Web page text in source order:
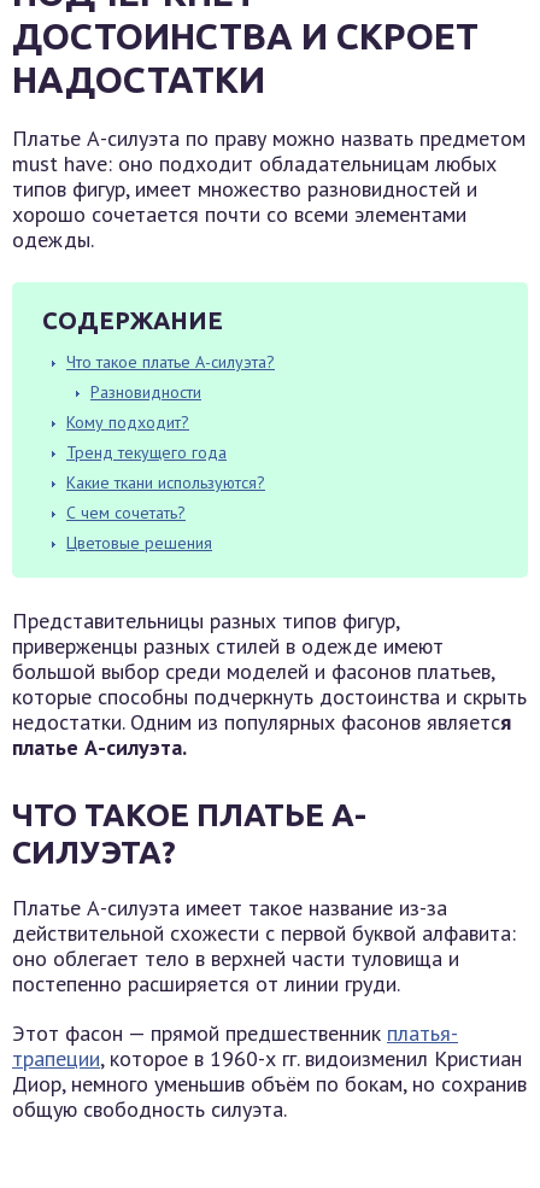
ДОСТОИНСТВА И СКРОЕТ
НАДОСТАТКИ
Платье А-силуэта по праву можно назвать предметом
must have: оно подходит обладательницам любых
типов фигур, имеет множество разновидностей и
хорошо сочетается почти со всеми элементами
одежды.
СОДЕРЖАНИЕ
Что такое платье А-силуэта?
Разновидности
Кому подходит?
Тренд текущего года
Какие ткани используются?
С чем сочетать?
Цветовые решения
Представительницы разных типов фигур,
приверженцы разных стилей в одежде имеют
большой выбор среди моделей и фасонов платьев,
которые способны подчеркнуть достоинства и скрыть
недостатки. Одним из популярных фасонов является
платье А-силуэта.
ЧТО ТАКОЕ ПЛАТЬЕ А-
СИЛУЭТА?
Платье А-силуэта имеет такое название из-за
действительной схожести с первой буквой алфавита:
оно облегает тело в верхней части туловища и
постепенно расширяется от линии груди.
Этот фасон — прямой предшественник платья-
трапеции, которое в 1960-х гг. видоизменил Кристиан
Диор, немного уменьшив объём по бокам, но сохранив
общую свободность силуэта.